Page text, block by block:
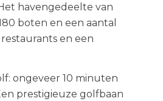
havengedeelte van
boten en een aantal
en een
ongeveer 10 minuten
prestigieuze golfbaan